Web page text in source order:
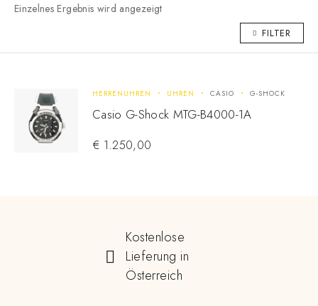
Einzelnes Ergebnis wird angezeigt
FILTER
HERRENUHREN UHREN CASIO G-SHOCK
Casio G-Shock MTG-B4000-1A
€ 1.250,00
Kostenlose
Lieferung in
Österreich